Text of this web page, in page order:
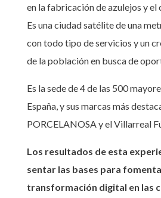
en la fabricación de azulejos y
Es una ciudad satélite de una
con todo tipo de servicios y un
de la población en busca de
Es la sede de 4 de las 500
España, y sus marcas más
PORCELANOSA y el Villarreal
Los resultados de esta
sentar las bases para
transformación digital en las